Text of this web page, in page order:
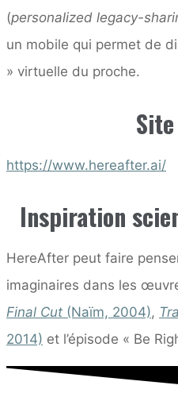
(personalized legacy-
un mobile qui permet de
» virtuelle du proche.
https://www.hereafter.ai/
Inspiration
HereAfter peut faire
imaginaires dans les
Final Cut (Naïm, 2004),
2014) et l’épisode « Be